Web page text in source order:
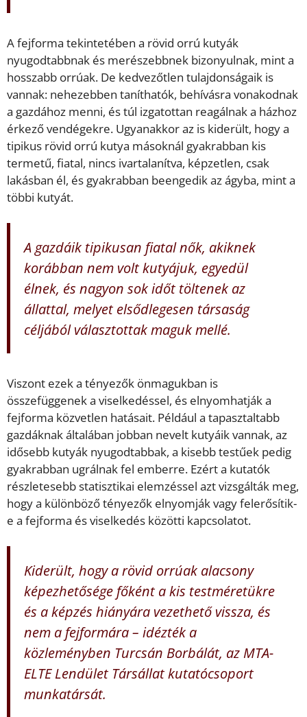
A fejforma tekintetében a rövid orrú kutyák
nyugodtabbnak és merészebbnek bizonyulnak, mint a
hosszabb orrúak. De kedvezőtlen tulajdonságaik is
vannak: nehezebben taníthatók, behívásra vonakodnak
a gazdához menni, és túl izgatottan reagálnak a házhoz
érkező vendégekre. Ugyanakkor az is kiderült, hogy a
tipikus rövid orrú kutya másoknál gyakrabban kis
termetű, fiatal, nincs ivartalanítva, képzetlen, csak
lakásban él, és gyakrabban beengedik az ágyba, mint a
többi kutyát.
A gazdáik tipikusan fiatal nők, akiknek
korábban nem volt kutyájuk, egyedül
élnek, és nagyon sok időt töltenek az
állattal, melyet elsődlegesen társaság
céljából választottak maguk mellé.
Viszont ezek a tényezők önmagukban is
összefüggenek a viselkedéssel, és elnyomhatják a
fejforma közvetlen hatásait. Például a tapasztaltabb
gazdáknak általában jobban nevelt kutyáik vannak, az
idősebb kutyák nyugodtabbak, a kisebb testűek pedig
gyakrabban ugrálnak fel emberre. Ezért a kutatók
részletesebb statisztikai elemzéssel azt vizsgálták meg,
hogy a különböző tényezők elnyomják vagy felerősítik-
e a fejforma és viselkedés közötti kapcsolatot.
Kiderült, hogy a rövid orrúak alacsony
képezhetősége főként a kis testméretükre
és a képzés hiányára vezethető vissza, és
nem a fejformára – idézték a
közleményben Turcsán Borbálát, az MTA-
ELTE Lendület Társállat kutatócsoport
munkatársát.